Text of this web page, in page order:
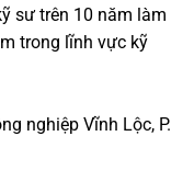
sư trên 10 năm làm
trong lĩnh vực kỹ
nghiệp Vĩnh Lộc, P.